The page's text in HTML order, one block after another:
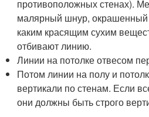
противоположных стенах).
малярный шнур, окрашенный
каким красящим сухим
отбивают линию.
Линии на потолке отвесом
Потом линии на полу и
вертикали по стенам. Если
они должны быть строго